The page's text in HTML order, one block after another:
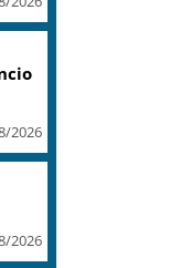
2026
2026